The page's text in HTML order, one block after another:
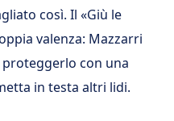
così. Il «Giù le
valenza: Mazzarri
con una
in testa altri lidi.